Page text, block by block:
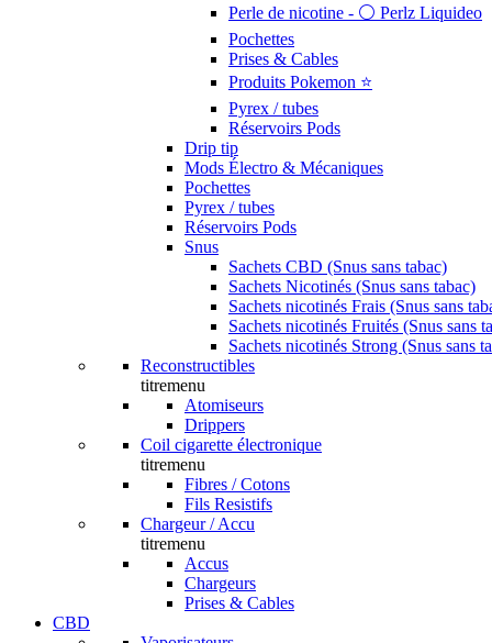
Perle de nicotine - ⚪️ Perlz Liquideo
Pochettes
Prises & Cables
Produits Pokemon ⭐️
Pyrex / tubes
Réservoirs Pods
Drip tip
Mods Électro & Mécaniques
Pochettes
Pyrex / tubes
Réservoirs Pods
Snus
Sachets CBD (Snus sans tabac)
Sachets Nicotinés (Snus sans tabac)
Sachets nicotinés Frais (Snus sans
Sachets nicotinés Fruités (Snus sans
Sachets nicotinés Strong (Snus sans
Reconstructibles
titremenu
Atomiseurs
Drippers
Coil cigarette électronique
titremenu
Fibres / Cotons
Fils Resistifs
Chargeur / Accu
titremenu
Accus
Chargeurs
Prises & Cables
CBD